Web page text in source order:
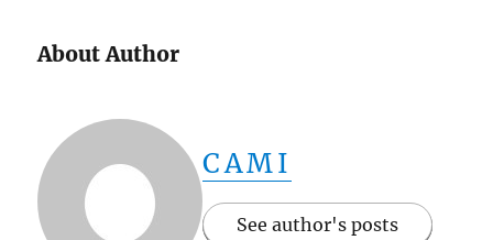
About Author
CAMI
See author's posts